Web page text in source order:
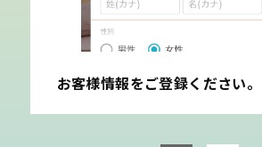
お客様情報をご登録ください。